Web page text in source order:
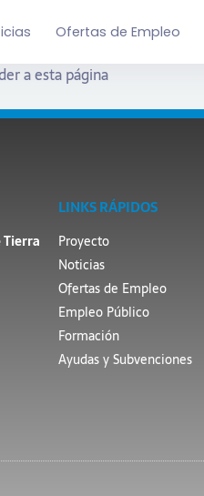
Ofertas de Empleo
a esta página
Tierra
LINKS RÁPIDOS
Proyecto
Noticias
Ofertas de Empleo
Empleo Público
Formación
Ayudas y Subvenciones